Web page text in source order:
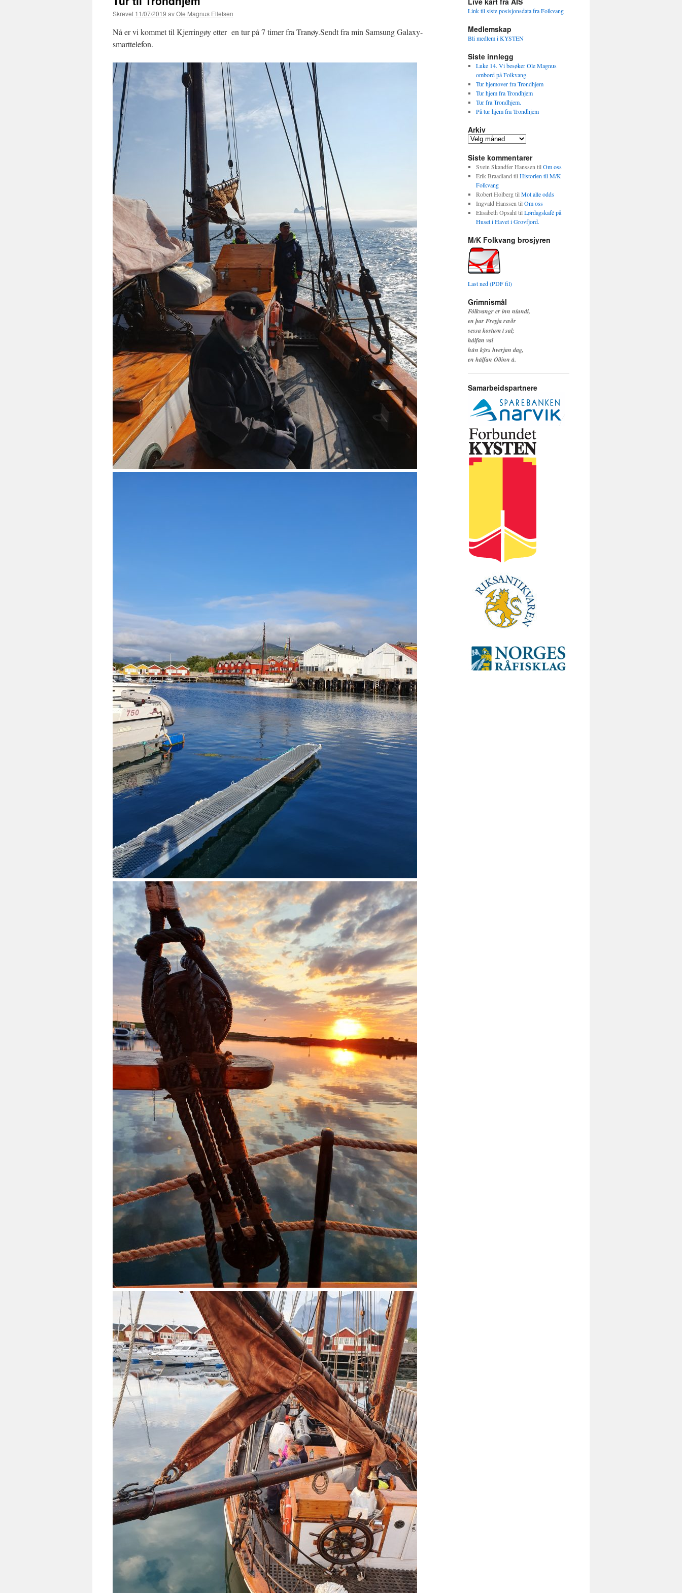
Skrevet 11/07/2019 avOle Magnus Ellefsen
Nå er vi kommet til Kjerringøy etter en tur på 7 timer fra Tranøy.Sendt fra min Samsung Galaxy-
smarttelefon.
Link til siste posisjonsdata fra Folkvang
Medlemskap
Bli medlem i KYSTEN
Siste innlegg
Luke 14. Vi besøker Ole Magnus
ombord på Folkvang.
Tur hjemover fra Trondhjem
Tur hjem fra Trondhjem
Tur fra Trondhjem.
På tur hjem fra Trondhjem
Arkiv
Arkiv
Siste kommentarer
Svein Skandfer Hanssen tilOm oss
Erik Braadland tilHistorien til M/K
Folkvang
Robert HolbergtilMot alle odds
Ingvald Hanssen tilOm oss
Elisabeth OpsahltilLørdagskafé på
Huset i Havet i Grovfjord.
M/K Folkvang brosjyren
Last ned (PDF fil)
Grimnismål
Fólkvangr er inn níundi,
en þar Freyja ræðr
sessa kostum í sal;
hálfan val
hún kýss hverjan dag,
en hálfan Óðinn á.
Samarbeidspartnere